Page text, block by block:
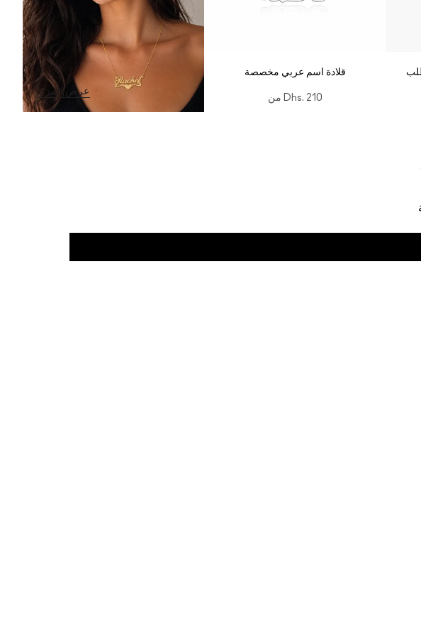
عرض المزيد
قلادة اسم عربي مخصصة
من Dhs. 210